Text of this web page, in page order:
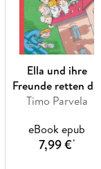
Ella und ihre
Freunde retten die
Schule
Timo Parvela
eBook epub
7,99 €*